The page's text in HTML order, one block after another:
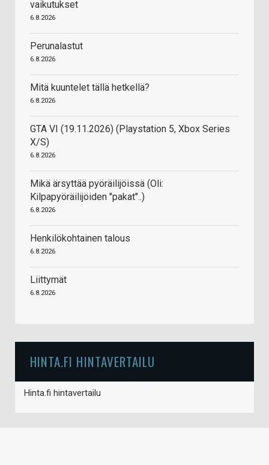
vaikutukset
6.8.2026
Perunalastut
6.8.2026
Mitä kuuntelet tällä hetkellä?
6.8.2026
GTA VI (19.11.2026) (Playstation 5, Xbox Series
X/S)
6.8.2026
Mikä ärsyttää pyöräilijöissä (Oli:
Kilpapyöräilijöiden "pakat"..)
6.8.2026
Henkilökohtainen talous
6.8.2026
Liittymät
6.8.2026
HINTA.FI HINTAVERTAILU
Hinta.fi hintavertailu